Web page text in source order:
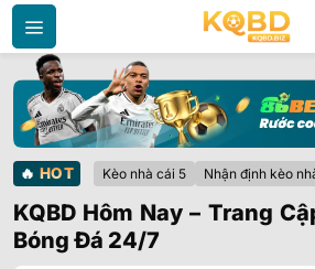
Bỏ
qua
dung
🔥 HOT Kèo nhà cái 5 Nhận định kèo
KQBD Hôm Nay – Trang
Bóng Đá 24/7